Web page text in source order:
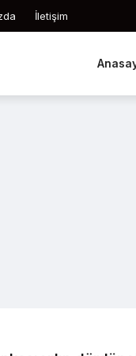
İletişim